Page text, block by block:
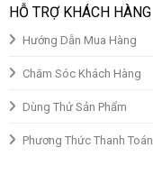
HỖ TRỢ KHÁCH HÀNG
Hướng Dẫn Mua Hàng
Chăm Sóc Khách Hàng
Dùng Thử Sản Phẩm
Phương Thức Thanh Toán